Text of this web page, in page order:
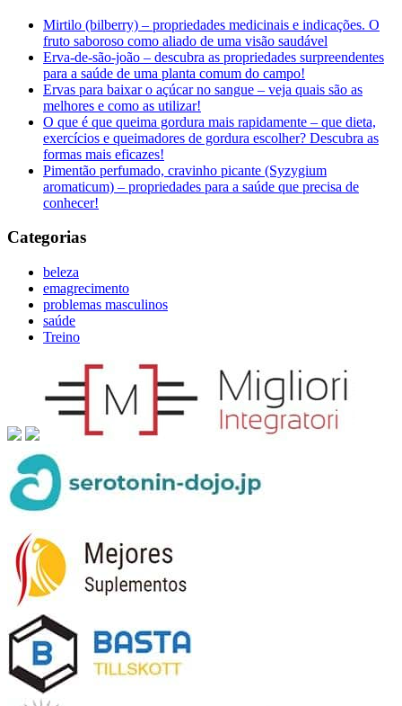
Mirtilo (bilberry) – propriedades medicinais e indicações. O
fruto saboroso como aliado de uma visão saudável
Erva-de-são-joão – descubra as propriedades surpreendentes
para a saúde de uma planta comum do campo!
Ervas para baixar o açúcar no sangue – veja quais são as
melhores e como as utilizar!
O que é que queima gordura mais rapidamente – que dieta,
exercícios e queimadores de gordura escolher? Descubra as
formas mais eficazes!
Pimentão perfumado, cravinho picante (Syzygium
aromaticum) – propriedades para a saúde que precisa de
conhecer!
Categorias
beleza
emagrecimento
problemas masculinos
saúde
Treino